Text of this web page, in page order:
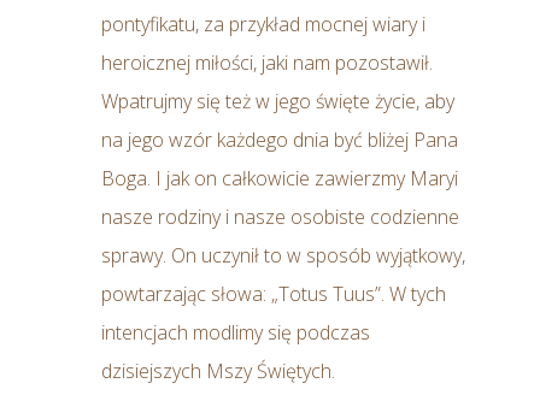
pontyfikatu, za przykład mocnej wiary i
heroicznej miłości, jaki nam pozostawił.
Wpatrujmy się też w jego święte życie, aby
na jego wzór każdego dnia być bliżej Pana
Boga. I jak on całkowicie zawierzmy Maryi
nasze rodziny i nasze osobiste codzienne
sprawy. On uczynił to w sposób wyjątkowy,
powtarzając słowa: „Totus Tuus”. W tych
intencjach modlimy się podczas
dzisiejszych Mszy Świętych.